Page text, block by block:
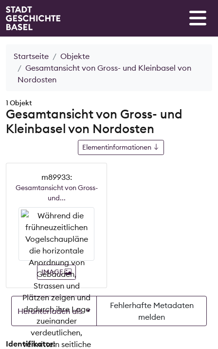
Startseite
Objekte
Gesamtansicht von Gross- und Kleinbasel von
Nordosten
1 Objekt
Gesamtansicht von Gross- und
Kleinbasel von Nordosten
Elementinformationen
m89933:
Gesamtansicht von Gross-
und...
IMAGE
Herunterladen als
Fehlerhafte Metadaten
melden
Identifikator: